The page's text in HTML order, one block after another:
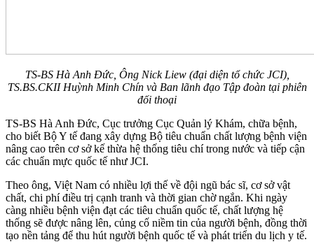
TS-BS Hà Anh Đức, Ông Nick Liew (đại diện tổ chức JCI),
TS.BS.CKII Huỳnh Minh Chín và Ban lãnh đạo Tập đoàn tại phiên
đối thoại
TS-BS Hà Anh Đức, Cục trưởng Cục Quản lý Khám, chữa bệnh,
cho biết Bộ Y tế đang xây dựng Bộ tiêu chuẩn chất lượng bệnh viện
nâng cao trên cơ sở kế thừa hệ thống tiêu chí trong nước và tiếp cận
các chuẩn mực quốc tế như JCI.
Theo ông, Việt Nam có nhiều lợi thế về đội ngũ bác sĩ, cơ sở vật
chất, chi phí điều trị cạnh tranh và thời gian chờ ngắn. Khi ngày
càng nhiều bệnh viện đạt các tiêu chuẩn quốc tế, chất lượng hệ
thống sẽ được nâng lên, củng cố niềm tin của người bệnh, đồng thời
tạo nền tảng để thu hút người bệnh quốc tế và phát triển du lịch y tế.